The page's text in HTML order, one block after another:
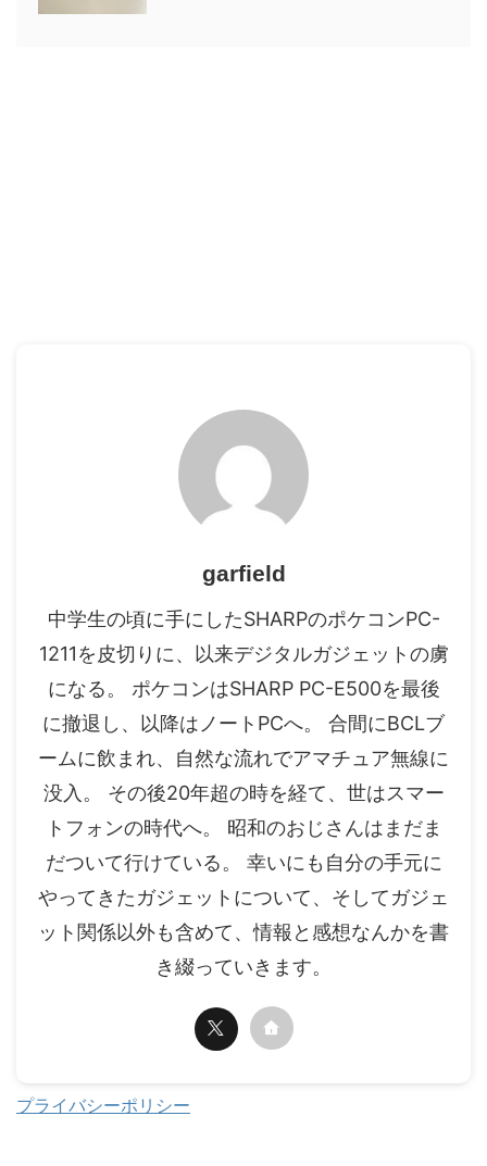
garfield
中学生の頃に手にしたSHARPのポケコンPC-
1211を皮切りに、以来デジタルガジェットの虜
になる。 ポケコンはSHARP PC-E500を最後
に撤退し、以降はノートPCへ。 合間にBCLブ
ームに飲まれ、自然な流れでアマチュア無線に
没入。 その後20年超の時を経て、世はスマー
トフォンの時代へ。 昭和のおじさんはまだま
だついて行けている。 幸いにも自分の手元に
やってきたガジェットについて、そしてガジェ
ット関係以外も含めて、情報と感想なんかを書
き綴っていきます。
プライバシーポリシー